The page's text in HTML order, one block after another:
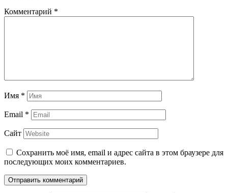
Комментарий *
Имя *
Email *
Сайт
Сохранить моё имя, email и адрес сайта в этом браузере для
последующих моих комментариев.